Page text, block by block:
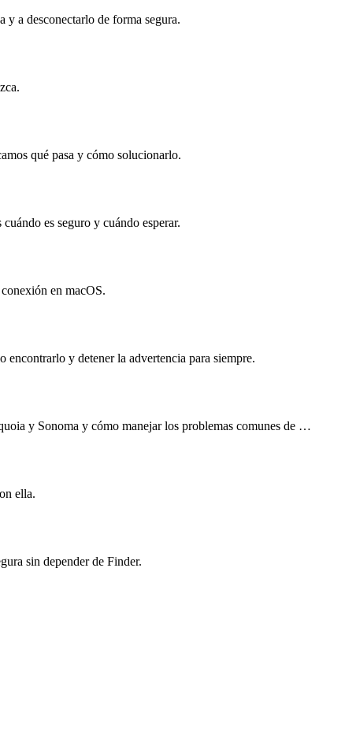
a desconectarlo de forma segura.
qué pasa y cómo solucionarlo.
es seguro y cuándo esperar.
en macOS.
y detener la advertencia para siempre.
y Sonoma y cómo manejar los problemas comunes de …
ella.
sin depender de Finder.